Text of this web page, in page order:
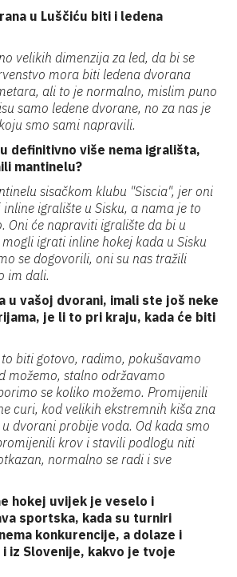
u Luščiću biti i ledena
velikih dimenzija za led, da bi se
mora biti ledena dvorana
ali to je normalno, mislim puno
samo ledene dvorane, no za nas je
smo sami napravili.
definitivno više nema igrališta,
mantinelu?
sisačkom klubu "Siscia", jer oni
igralište u Sisku, a nama je to
Oni će napraviti igralište da bi u
igrati inline hokej kada u Sisku
se dogovorili, oni su nas tražili
im dali.
u vašoj dvorani, imali ste još neke
je li to pri kraju, kada će biti
biti gotovo, radimo, pokušavamo
možemo, stalno održavamo
se koliko možemo. Promijenili
curi, kod velikih ekstremnih kiša zna
dvorani probije voda. Od kada smo
krov i stavili podlogu niti
normalno se radi i sve
hokej uvijek je veselo i
sportska, kada su turniri
konkurencije, a dolaze i
iz Slovenije, kakvo je tvoje